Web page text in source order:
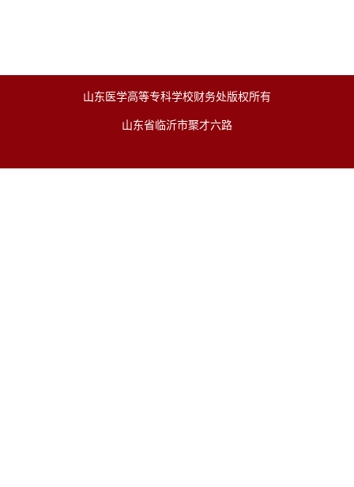
山东医学高等专科学校财务处版权所有
山东省临沂市聚才六路